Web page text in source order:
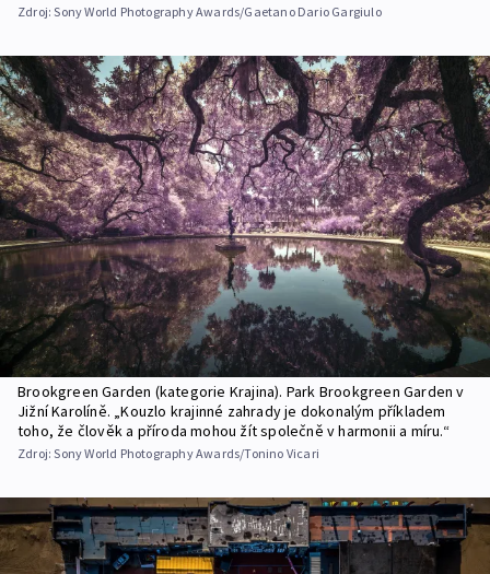
Zdroj:Sony World Photography Awards/Gaetano Dario Gargiulo
Brookgreen Garden (kategorie Krajina). Park Brookgreen Garden v
Jižní Karolíně. „Kouzlo krajinné zahrady je dokonalým příkladem
toho, že člověk a příroda mohou žít společně v harmonii a míru.“
Zdroj:Sony World Photography Awards/Tonino Vicari